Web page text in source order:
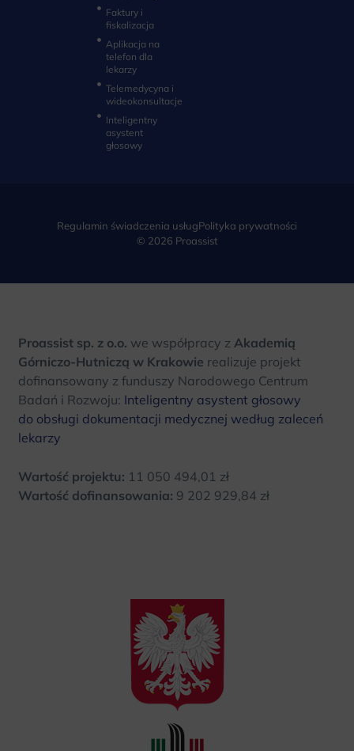
Faktury i
fiskalizacja
Aplikacja na
telefon dla
lekarzy
Telemedycyna i
wideokonsultacje‎
Inteligentny
asystent
głosowy
Regulamin świadczenia usługPolityka prywatności
© 2026 Proassist
Proassist sp. z o.o. we współpracy z Akademią
Górniczo-Hutniczą w Krakowie realizuje projekt
dofinansowany z funduszy Narodowego Centrum
Badań i Rozwoju: Inteligentny asystent głosowy
do obsługi dokumentacji medycznej według zaleceń
lekarzy
Wartość projektu: 11 050 494,01 zł
Wartość dofinansowania: 9 202 929,84 zł